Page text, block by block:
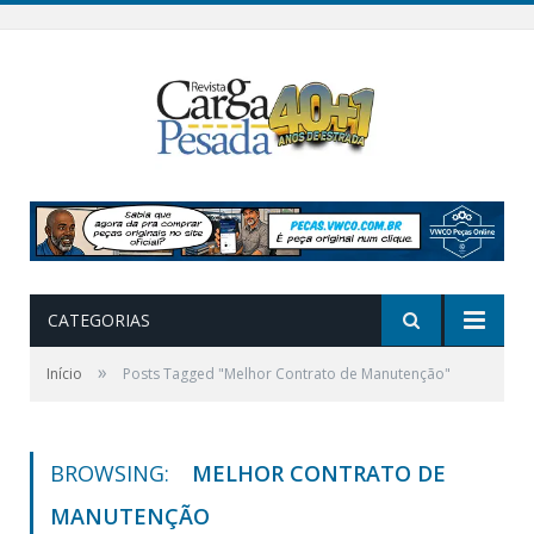
CATEGORIAS
Início » Posts Tagged "Melhor Contrato de Manutenção"
BROWSING:
MELHOR CONTRATO DE
MANUTENÇÃO